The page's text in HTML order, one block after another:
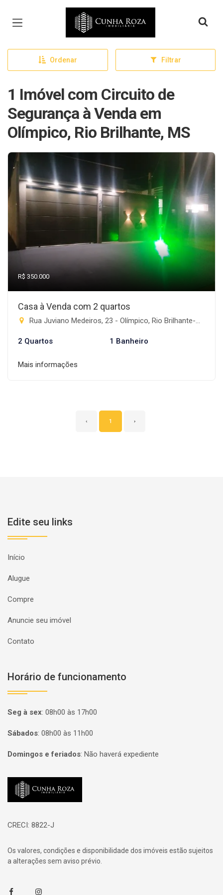
Página inicial
Ordenar Filtrar
1 Imóvel com Circuito de
Segurança à Venda em
Olímpico, Rio Brilhante, MS
R$ 350.000
Casa à Venda com 2 quartos
Rua Juviano Medeiros, 23 - Olímpico, Rio Brilhante-MS
2 Quartos 1 Banheiro
Mais informações
‹ 1 ›
Edite seu links
Início
Alugue
Compre
Anuncie seu imóvel
Contato
Horário de funcionamento
Seg à sex: 08h00 às 17h00
Sábados: 08h00 às 11h00
Domingos e feriados: Não haverá expediente
Página inicial
CRECI: 8822-J
Os valores, condições e disponibilidade dos imóveis estão sujeitos
a alterações sem aviso prévio.
FacebookInstagram